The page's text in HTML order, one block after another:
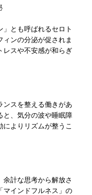
とも呼ばれるセロト
ィンの分泌が促されま
レスや不安感が和らぎ
ンスを整える働きがあ
と、気分の波や睡眠障
よりリズムが整うこ
計な思考から解放さ
マインドフルネス」の